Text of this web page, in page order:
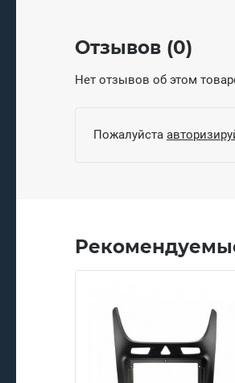
Отзывов (0)
Нет отзывов об этом
Пожалуйста